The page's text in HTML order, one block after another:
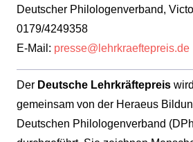
Deutscher Philologenverband,
0179/4249358
E-Mail: presse@lehrkraeftepreis.de
Der Deutsche Lehrkräftepreis
gemeinsam von der Heraeus
Deutschen Philologenverband